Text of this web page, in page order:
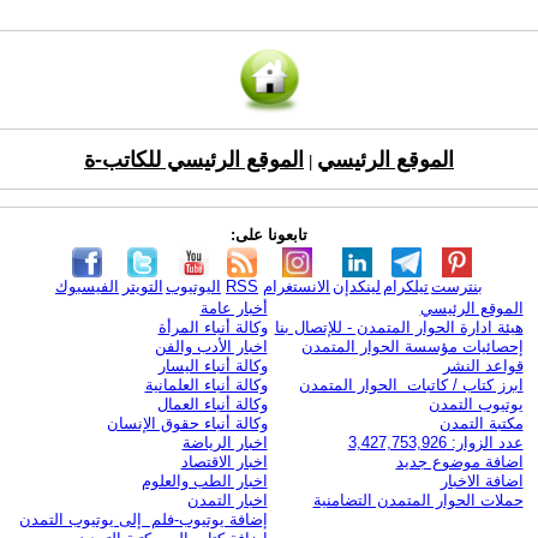
الموقع الرئيسي الموقع الرئيسي للكاتب-ة
تابعونا على:
الفيسبوك التويتر اليوتيوب RSS الانستغرام لينكدإن تيلكرامبنترست
الموقع الرئيسي
هيئة ادارة الحوار المتمدن - للإتصال بنا
إحصائيات مؤسسة الحوار المتمدن
قواعد النشر
ابرز كتاب / كاتبات الحوار المتمدن
يوتيوب التمدن
مكتبة التمدن
عدد الزوار: 3,427,753,926
اضافة موضوع جديد
اضافة الاخبار
حملات الحوار المتمدن التضامنية
أخبار عامة
وكالة أنباء المرأة
اخبار الأدب والفن
وكالة أنباء اليسار
وكالة أنباء العلمانية
وكالة أنباء العمال
وكالة أنباء حقوق الإنسان
اخبار الرياضة
اخبار الاقتصاد
اخبار الطب والعلوم
اخبار التمدن
إضافة يوتيوب-فلم إلى يوتيوب التمدن